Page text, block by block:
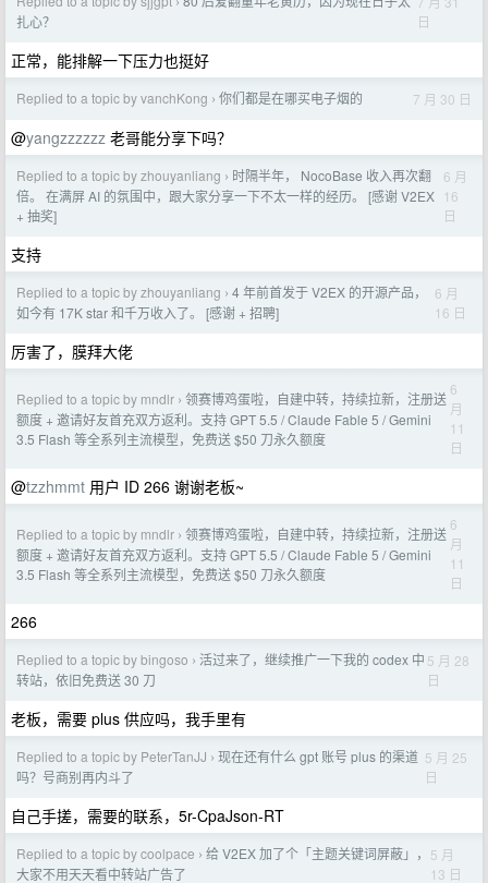
扎心？
日
正常，能排解一下压力也挺好
Replied to a topic by vanchKong › 你们都是在哪买电子烟的 7 月 30 日
@yangzzzzzz 老哥能分享下吗？
Replied to a topic by zhouyanliang › 时隔半年， NocoBase 收入再次翻
倍。 在满屏 AI 的氛围中，跟大家分享一下不太一样的经历。 [感谢 V2EX
+ 抽奖]
6 月
16
日
支持
Replied to a topic by zhouyanliang › 4 年前首发于 V2EX 的开源产品，
如今有 17K star 和千万收入了。 [感谢 + 招聘]
6 月
16 日
厉害了，膜拜大佬
Replied to a topic by mndlr › 领赛博鸡蛋啦，自建中转，持续拉新，注册送
额度 + 邀请好友首充双方返利。支持 GPT 5.5 / Claude Fable 5 / Gemini
3.5 Flash 等全系列主流模型，免费送 $50 刀永久额度
6
月
11
日
@tzzhmmt 用户 ID 266 谢谢老板~
Replied to a topic by mndlr › 领赛博鸡蛋啦，自建中转，持续拉新，注册送
额度 + 邀请好友首充双方返利。支持 GPT 5.5 / Claude Fable 5 / Gemini
3.5 Flash 等全系列主流模型，免费送 $50 刀永久额度
6
月
11
日
266
Replied to a topic by bingoso › 活过来了，继续推广一下我的 codex 中
转站，依旧免费送 30 刀
5 月 28
日
老板，需要 plus 供应吗，我手里有
Replied to a topic by PeterTanJJ › 现在还有什么 gpt 账号 plus 的渠道
吗？号商别再内斗了
5 月 25
日
自己手搓，需要的联系，5r-CpaJson-RT
Replied to a topic by coolpace › 给 V2EX 加了个「主题关键词屏蔽」，
大家不用天天看中转站广告了
5 月
13 日